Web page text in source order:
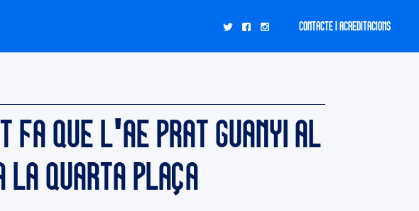
CONTACTE I ACREDITACIONS
FA QUE L'AE PRAT GUANYI AL
QUARTA PLAÇA